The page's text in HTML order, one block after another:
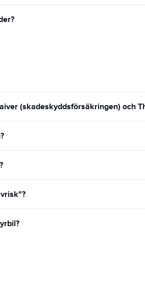
(skadeskyddsförsäkringen) och